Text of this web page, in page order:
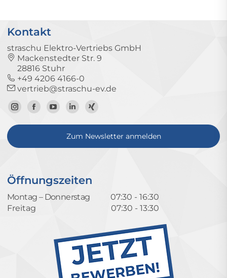
Kontakt
straschu Elektro-Vertriebs GmbH
Mackenstedter Str. 9
28816 Stuhr
+49 4206 4166-0
vertrieb@straschu-ev.de
Zum
Instagram-
Zur
Facebook-
Zum
YouTube-
Kanal
Zum
LinkedIn-
Profil
Zum
Xing-
Profil
Zum Newsletter anmelden
Öffnungszeiten
Montag – Donnerstag
07:30 - 16:30
Freitag
07:30 - 13:30